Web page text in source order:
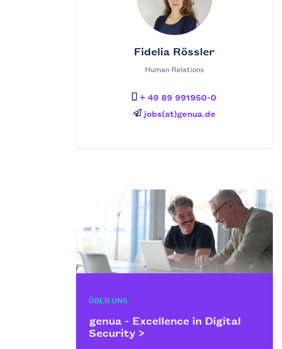
Fidelia Rössler
Human Relations
+ 49 89 991950-0
jobs(at)genua.de
ÜBER UNS
genua - Excellence in Digital
Security >